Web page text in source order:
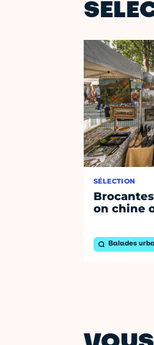
SÉLECTION
on chine
Balades